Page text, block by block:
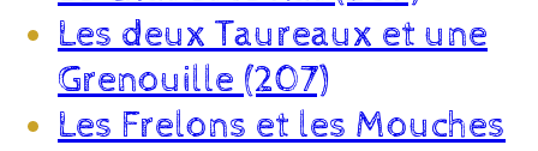
Les deux Taureaux et une
Grenouille (207)
Les Frelons et les Mouches